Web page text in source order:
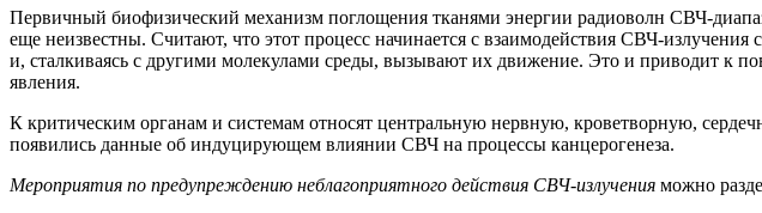
Первичный биофизический механизм поглощения тканями энергии радиоволн СВЧ-
еще неизвестны. Считают, что этот процесс начинается с взаимодействия СВЧ-
и, сталкиваясь с другими молекулами среды, вызывают их движение. Это и приводит к
явления.
К критическим органам и системам относят центральную нервную, кроветворную,
появились данные об индуцирующем влиянии СВЧ на процессы канцерогенеза.
Мероприятия по предупреждению неблагоприятного действия СВЧ-излучения можно